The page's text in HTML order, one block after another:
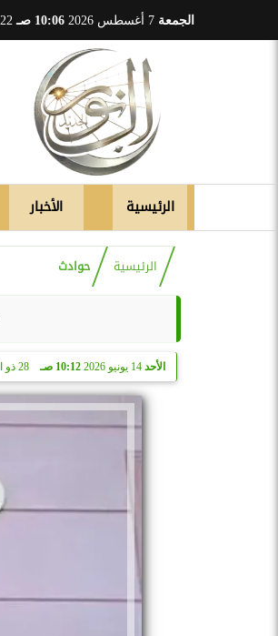
الجمعة 10:06 صـ 22 صفر 1448
الرئيسية الأخبار
الرئيسية حوادث
الأحد 14 يونيو 2026 10:12 صـ 28 ذو الحجة 1447